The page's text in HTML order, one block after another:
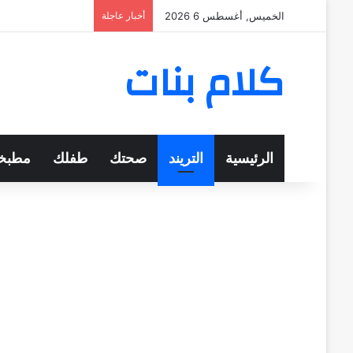
الخميس, أغسطس 6 2026 أخبار عاجلة
كلام بنات
الرئيسية التريند صحتك طفلك